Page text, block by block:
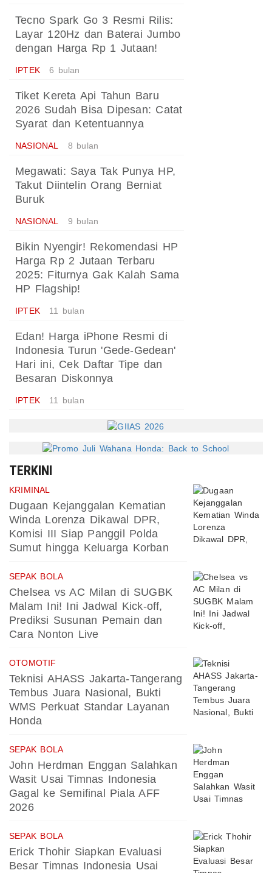
Tecno Spark Go 3 Resmi Rilis:
Layar 120Hz dan Baterai Jumbo
dengan Harga Rp 1 Jutaan!
IPTEK 6 bulan
Tiket Kereta Api Tahun Baru
2026 Sudah Bisa Dipesan: Catat
Syarat dan Ketentuannya
NASIONAL 8 bulan
Megawati: Saya Tak Punya HP,
Takut Diintelin Orang Berniat
Buruk
NASIONAL 9 bulan
Bikin Nyengir! Rekomendasi HP
Harga Rp 2 Jutaan Terbaru
2025: Fiturnya Gak Kalah Sama
HP Flagship!
IPTEK 11 bulan
Edan! Harga iPhone Resmi di
Indonesia Turun 'Gede-Gedean'
Hari ini, Cek Daftar Tipe dan
Besaran Diskonnya
IPTEK 11 bulan
TERKINI
KRIMINAL
Dugaan Kejanggalan Kematian
Winda Lorenza Dikawal DPR,
Komisi III Siap Panggil Polda
Sumut hingga Keluarga Korban
SEPAK BOLA
Chelsea vs AC Milan di SUGBK
Malam Ini! Ini Jadwal Kick-off,
Prediksi Susunan Pemain dan
Cara Nonton Live
OTOMOTIF
Teknisi AHASS Jakarta-Tangerang
Tembus Juara Nasional, Bukti
WMS Perkuat Standar Layanan
Honda
SEPAK BOLA
John Herdman Enggan Salahkan
Wasit Usai Timnas Indonesia
Gagal ke Semifinal Piala AFF
2026
SEPAK BOLA
Erick Thohir Siapkan Evaluasi
Besar Timnas Indonesia Usai